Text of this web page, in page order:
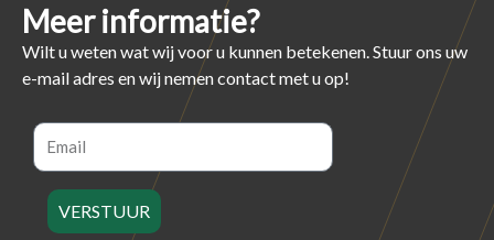
Meer informatie?
Wilt u weten wat wij voor u kunnen betekenen. Stuur ons uw
e-mail adres en wij nemen contact met u op!
Email
VERSTUUR